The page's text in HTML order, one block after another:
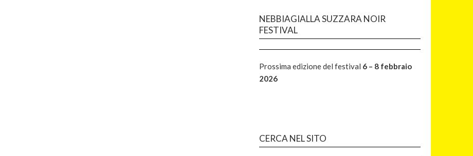
NEBBIAGIALLA SUZZARA NOIR
FESTIVAL
Prossima edizione del festival 6 – 8 febbraio
2026
CERCA NEL SITO